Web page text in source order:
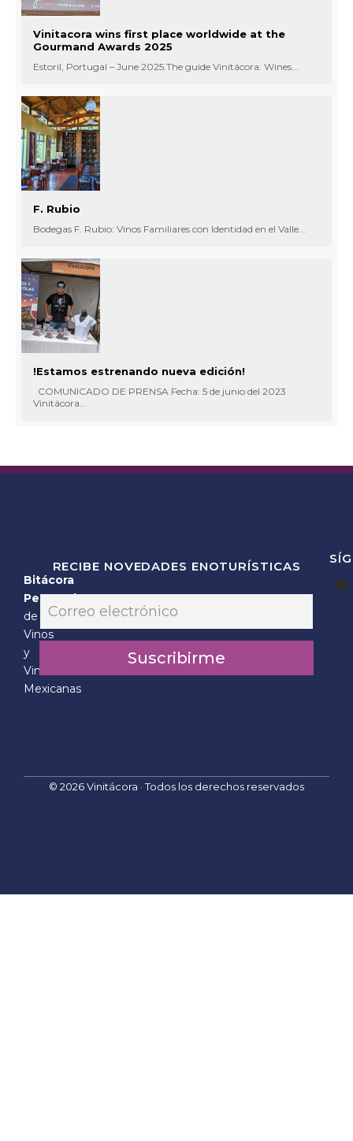
Vinitacora wins first place worldwide at the
Gourmand Awards 2025
Estoril, Portugal – June 2025.The guide Vinitácora: Wines...
F. Rubio
Bodegas F. Rubio: Vinos Familiares con Identidad en el Valle...
!Estamos estrenando nueva edición!
COMUNICADO DE PRENSA Fecha: 5 de junio del 2023
Vinitácora...
Bitácora
Personal
de
Vinos
y
Vinícolas
Mexicanas
RECIBE NOVEDADES ENOTURÍSTICAS
m
i
m
a
m
a
*
Suscribirme
© 2026 Vinitácora · Todos los derechos reservados